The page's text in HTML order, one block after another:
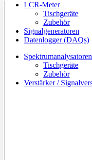
LCR-Meter
Tischgeräte
Zubehör
Signalgeneratoren
Datenlogger (DAQs)
Spektrumanalysatoren
Tischgeräte
Zubehör
Verstärker /